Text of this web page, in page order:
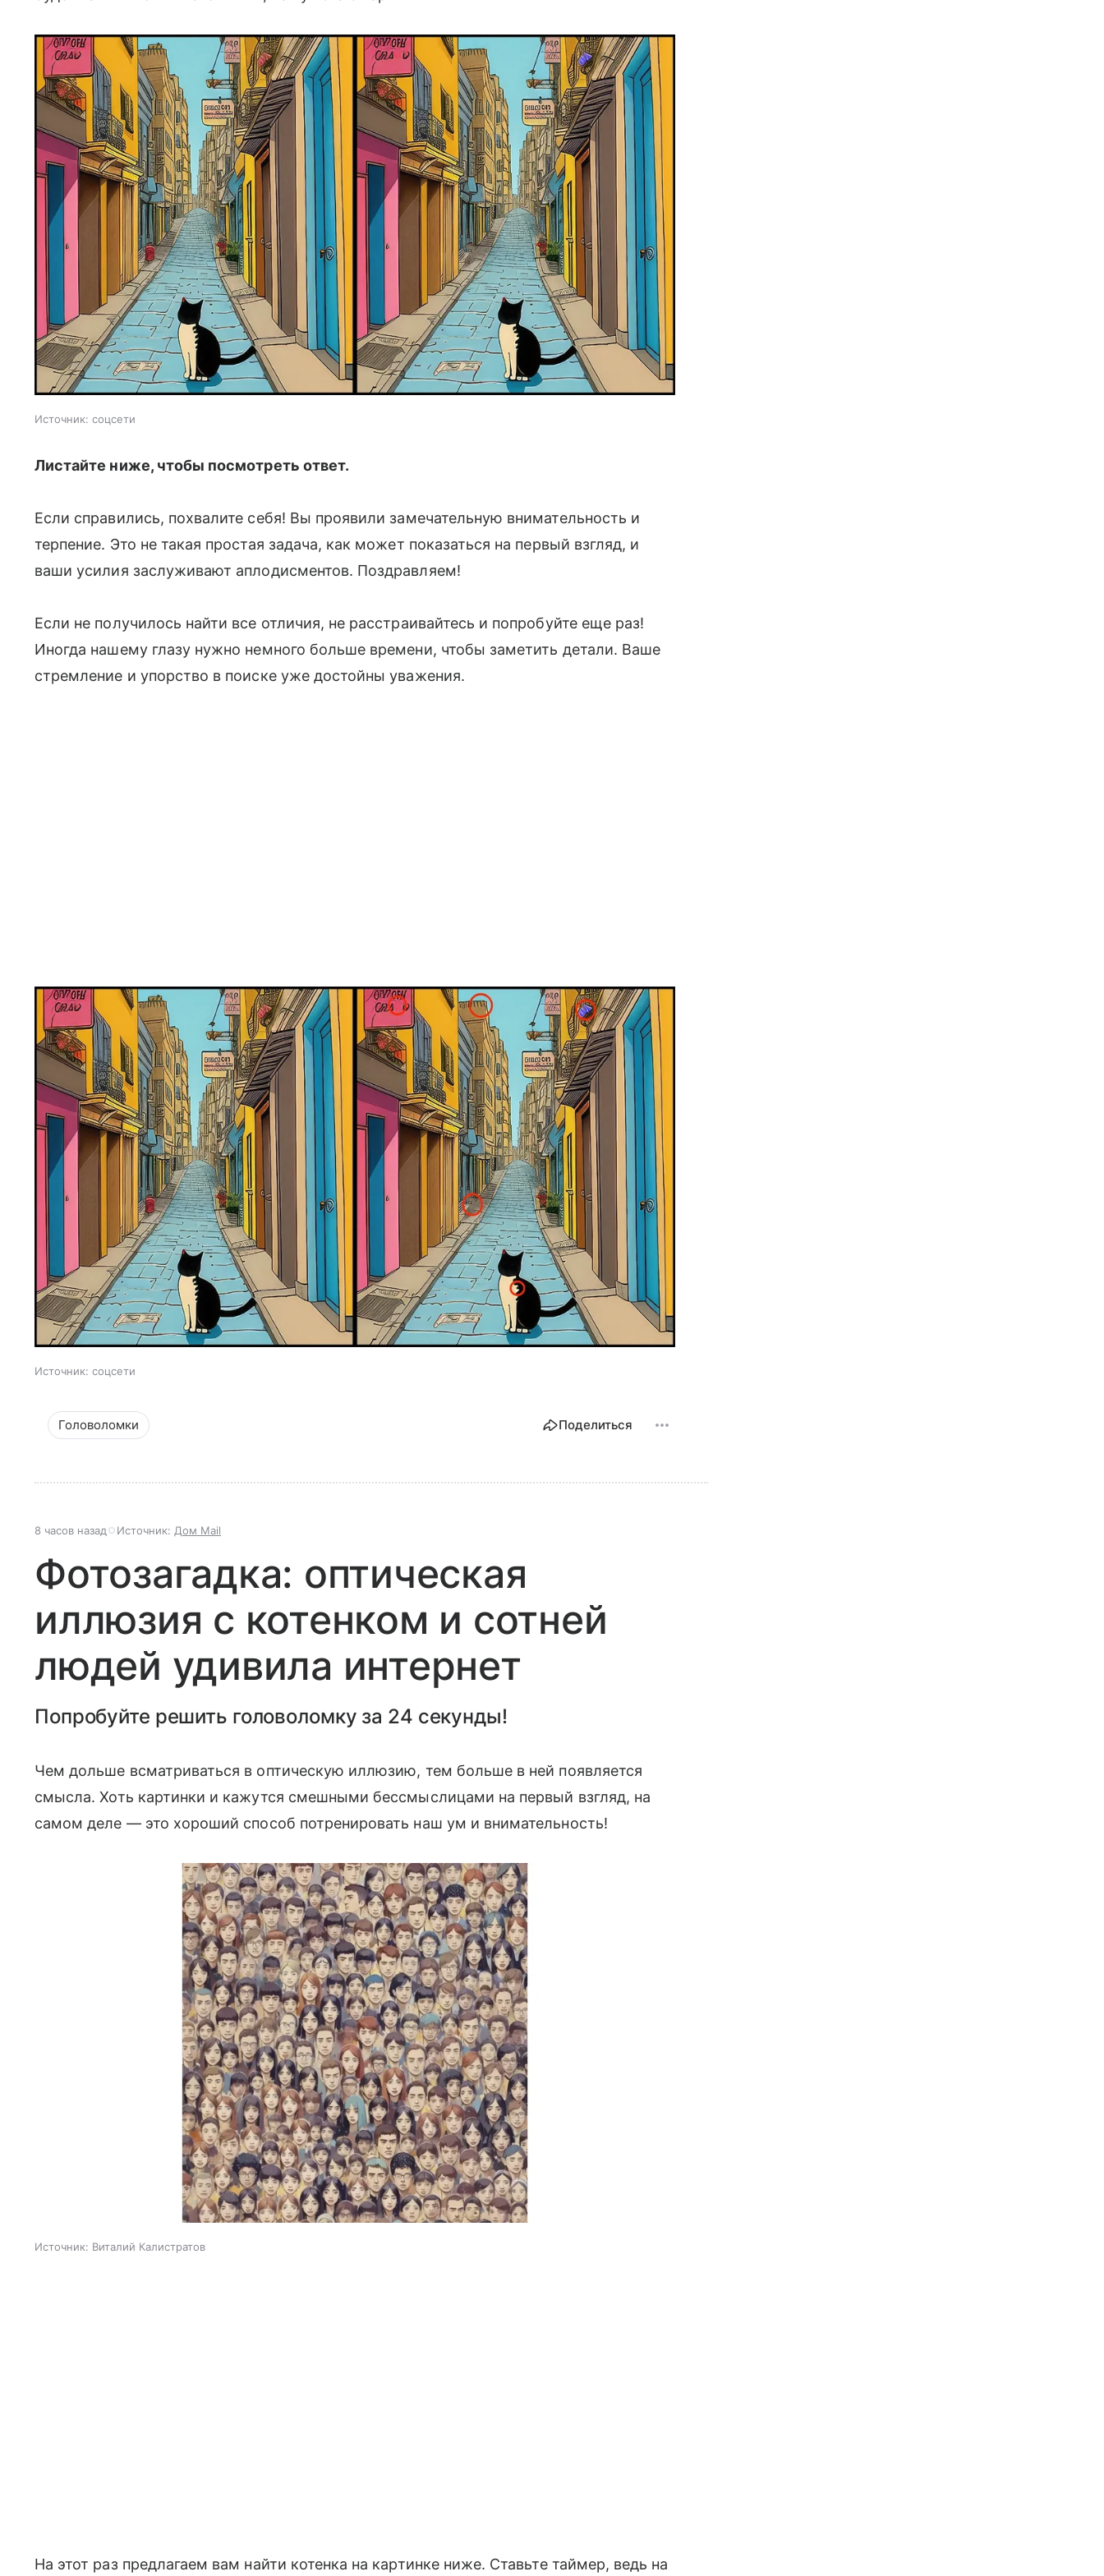
Источник: соцсети
Листайте ниже, чтобы посмотреть ответ.
Если справились, похвалите себя! Вы проявили замечательную внимательность и
терпение. Это не такая простая задача, как может показаться на первый взгляд, и
ваши усилия заслуживают аплодисментов. Поздравляем!
Если не получилось найти все отличия, не расстраивайтесь и попробуйте еще раз!
Иногда нашему глазу нужно немного больше времени, чтобы заметить детали. Ваше
стремление и упорство в поиске уже достойны уважения.
Источник: соцсети
Головоломки Поделиться
8 часов назад Источник: Дом Mail
Фотозагадка: оптическая
иллюзия с котенком и сотней
людей удивила интернет
Попробуйте решить головоломку за 24 секунды!
Чем дольше всматриваться в оптическую иллюзию, тем больше в ней появляется
смысла. Хоть картинки и кажутся смешными бессмыслицами на первый взгляд, на
самом деле — это хороший способ потренировать наш ум и внимательность!
Источник: Виталий Калистратов
На этот раз предлагаем вам найти котенка на картинке ниже. Ставьте таймер, ведь на